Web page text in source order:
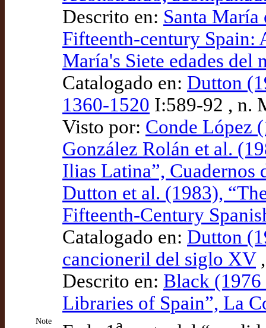
Descrito en: Santa
Fifteenth-century Spain:
María's Siete edades del
Catalogado en: Dutton
1360-1520 I:589-92 , n.
Visto por: Conde López
González Rolán et al.
Ilias Latina”, Cuadernos
Dutton et al. (1983),
Fifteenth-Century
Catalogado en: Dutton
cancioneril del siglo XV,
Descrito en: Black (1976
Libraries of Spain”, La
Note